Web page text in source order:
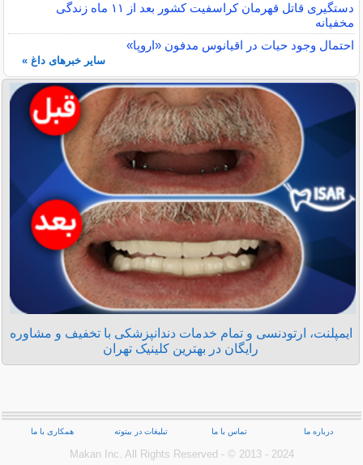
دستگیری قاتل قهرمان کراسفیت کشور بعد از ۱۱ ماه زندگی
مخفیانه
احتمال وجود حیات در اقیانوس مدفون «اروپا»
سایر خبرهای داغ »
ایمپلنت، ارتودنسی و تمام خدمات دندانپزشکی با تخفیف و مشاوره
رایگان در بهترین کلینیک تهران
درباره ما تماس با ما تبلیغات در بیتوته همکاری با ما
Makan Inc.‎ All Rights Reserved - © 2013 - 2024